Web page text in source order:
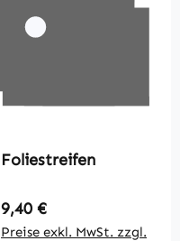
Foliestreifen
Regulärer Preis:
9,40 €
Preise exkl. MwSt. zzgl.